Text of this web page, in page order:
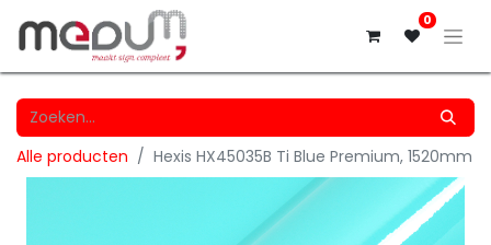
0
Alle producten Hexis HX45035B Ti Blue Premium, 1520mm